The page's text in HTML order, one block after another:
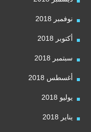
نوفمبر 2018
أكتوبر 2018
سبتمبر 2018
أغسطس 2018
يوليو 2018
يناير 2018